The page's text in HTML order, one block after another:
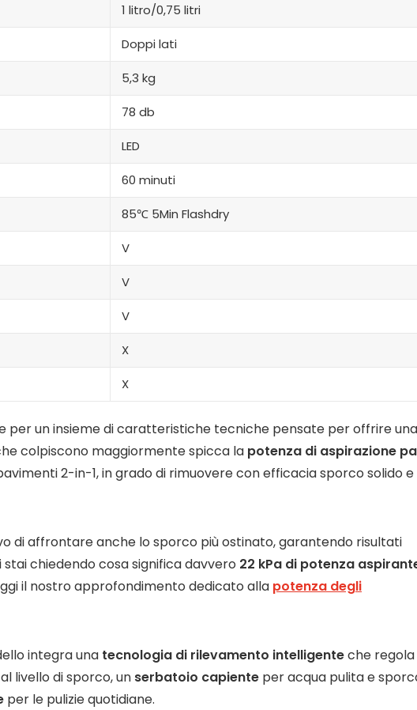
1 litro/0,75 litri
Doppi lati
5,3 kg
78 db
LED
60 minuti
85℃ 5Min Flashdry
V
V
V
X
X
per un insieme di caratteristiche tecniche pensate per offrire una
colpiscono maggiormente spicca la potenza di aspirazione
2-in-1, in grado di rimuovere con efficacia sporco solido e
di affrontare anche lo sporco più ostinato, garantendo risultati
chiedendo cosa significa davvero 22 kPa di potenza
il nostro approfondimento dedicato alla potenza degli
integra una tecnologia di rilevamento intelligenteche regola
livello di sporco, un serbatoio capiente per acqua pulita e
per le pulizie quotidiane.